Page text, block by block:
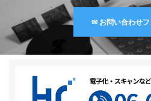
✉ お問い合わせフ